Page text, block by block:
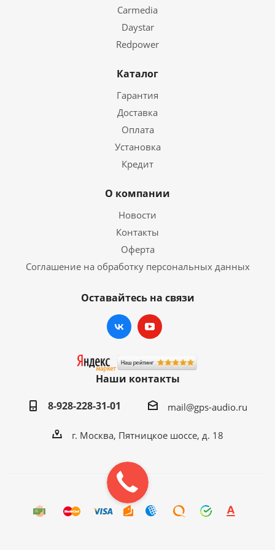
Головное устройство полностью на русском языке. Так
Carmedia
Daystar
Redpower
Каталог
Гарантия
Доставка
Оплата
Установка
Кредит
О компании
Новости
Контакты
Оферта
Соглашение на обработку персональных данных
Оставайтесь на связи
Наши контакты
8-928-228-31-01
mail@gps-audio.ru
г. Москва, Пятницкое шоссе, д. 18